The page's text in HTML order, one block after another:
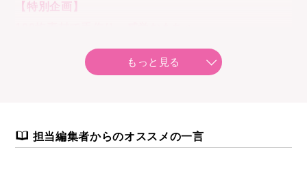
【特別企画】
●多様な支援の実践ＮＯＴＥ 「ひとりでいることが多い子への
対応」／白馬智美
もっと見る
担当編集者からのオススメの一言